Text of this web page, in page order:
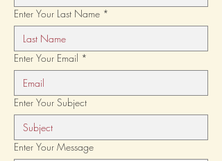
Enter Your Last Name *
Enter Your Email *
Enter Your Subject
Enter Your Message